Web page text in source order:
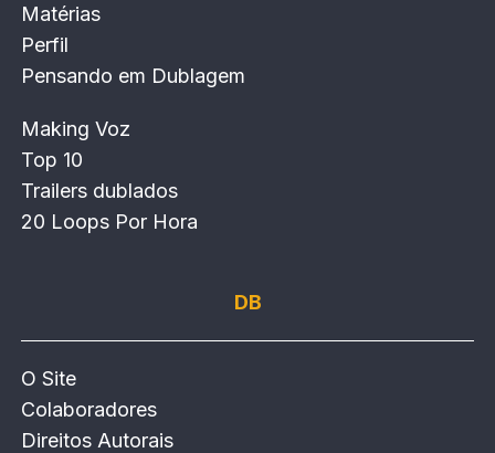
Matérias
Perfil
Pensando em Dublagem
Making Voz
Top 10
Trailers dublados
20 Loops Por Hora
DB
O Site
Colaboradores
Direitos Autorais